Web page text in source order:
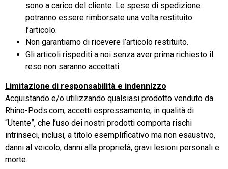
sono a carico del cliente. Le spese di spedizione
potranno essere rimborsate una volta restituito
l’articolo.
Non garantiamo di ricevere l’articolo restituito.
Gli articoli rispediti a noi senza aver prima richiesto il
reso non saranno accettati.
Limitazione di responsabilità e indennizzo
Acquistando e/o utilizzando qualsiasi prodotto venduto da
Rhino-Pods.com, accetti espressamente, in qualità di
“Utente”, che l’uso dei nostri prodotti comporta rischi
intrinseci, inclusi, a titolo esemplificativo ma non esaustivo,
danni al veicolo, danni alla proprietà, gravi lesioni personali e
morte.